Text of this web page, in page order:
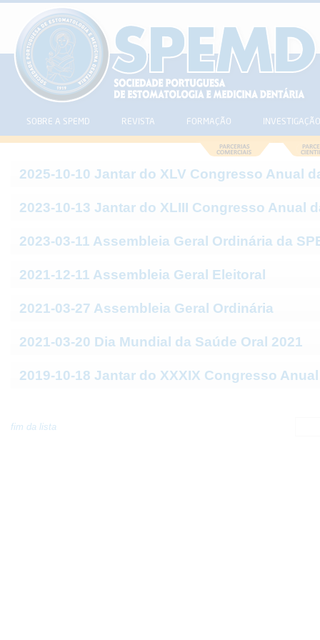
SOBRE A SPEMD REVISTA FORMAÇÃO INVESTIGAÇÃO
2025-10-10 Jantar do XLV Congresso Anual
2023-10-13 Jantar do XLIII Congresso Anual
2023-03-11 Assembleia Geral Ordinária da
2021-12-11 Assembleia Geral Eleitoral
2021-03-27 Assembleia Geral Ordinária
2021-03-20 Dia Mundial da Saúde Oral 2021
2019-10-18 Jantar do XXXIX Congresso
fim da lista